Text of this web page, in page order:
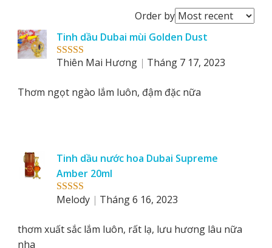
Order byOrder
by
Rated5 out
Tinh dầu Dubai mùi Golden Dust
Thiên Mai Hương
Tháng 7 17, 2023
Thơm ngọt ngào lắm luôn, đậm đặc nữa
Rated5out
Tinh dầu nước hoa Dubai Supreme
Amber 20ml
Melody
Tháng 6 16, 2023
thơm xuất sắc lắm luôn, rất lạ, lưu hương lâu nữa
nha